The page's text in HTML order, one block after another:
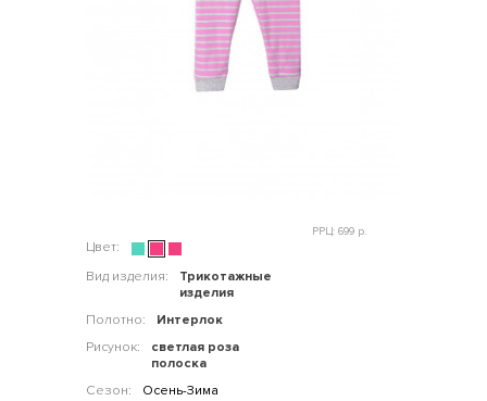
Цвет:
Вид изделия:
Трикотажные
изделия
Полотно:
Интерлок
Рисунок:
светлая роза
полоска
Сезон:
Осень-Зима
РРЦ: 699 р.